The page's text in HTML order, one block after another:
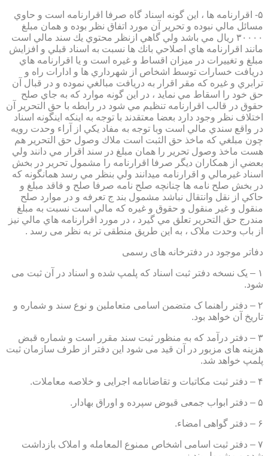
۵- اقرارنامه ها ، اين گونه اسناد گاه صرفا اقرارنامه است و حاوي
مسائل مالي نبوده و تحرير آن مورد اتفاق نظر بوده و همان مبلغ
۳۰۰۰۰ ريال مي باشد ولي گاهي ازنظر محتوي يك سند مالي است
مانند اقرارنامه هاي اصلاحي بانك ها نسبت به اسناد قبلي و افزايش
مبلغ و تغييرات در ميزان اقساط و غيره است و يا اقرارنامه هاي
دريافت خسارات توسط اشخاص از شهرداري ها و ادارات راه و
ترابري و غيره كه مقر اقرار به دريافت مبالغي نموده و در قبال آن
حق خود را اسقاط مي نمايد ، در اين گونه موارد كه به جاي صلح
حقوق در قالب اقرارنامه تنظيم مي شود در رابطه با حق التحرير آن
اختلاف نظر وجود دارد بعضا معتقدند با توجه به اينكه اينگونه اسناد
در واقع سندي مالي است وبا توجه به مفاد يكي از آراء وحدت رويه
چون مبلغي كه ماخذ حق الثبت است ملاك وصول حق التحرير هم
هست ماخذ وصول تحرير را همان مبلغ در سند اقرار مي دانند ولي
بعضي از همكاران ديگر صرفا اقرارنامه را مشمول تحرير در بخش
اسناد غيرمالي و اقرارنامه ميدانند ولي بنظر مي رسد همانگونه كه
در بخش صلح نامه ها چنانچه صلح نامه صرفا صلح و فاقد مبلغ و
حاكي از نقل وانتقال نباشد مشمول بند ج تعرفه و در موارد صلح
منقول و غير منقول و حقوق و غيره كه مالي است نسبت به مبلغ
مندرج حق التحرير تعلق مي گيرد ، در مورد اقرارنامه هاي مالي نيز
از باب وحدت ملاک ، به این طریق منطقی تر به نظر می رسد .
دفاتر موجود در دفترخانه های رسمی
۱ – یک نسخه دفتر ثبت اسناد که پلمپ شده و اسناد در آن ثبت می
شود.
۲ – دفتر راهنما ک متضمن اسامی متعاملین و نوع سند و شماره و
تاریخ آن خواهد بود.
۳ – دفتر درآمد که به منظور ثبت سند مقرر است و شماره قبض
هزینه های مزبور در آن قید می شود این دفتر از طرف سازمان ثبت
پلمپ خواهد شد.
۴ – دفتر ثبت مکاتبات و تقاضانامه اجرایی و خلاصه معاملات.
۵ – دفتر ابواب جمعی قبوض سپرده و اوراق بهادار.
۶ – دفتر گواهی امضاء.
۷ – دفتر ثبت اسامی اشخاص ممنوع المعامله و املاک بازداشت